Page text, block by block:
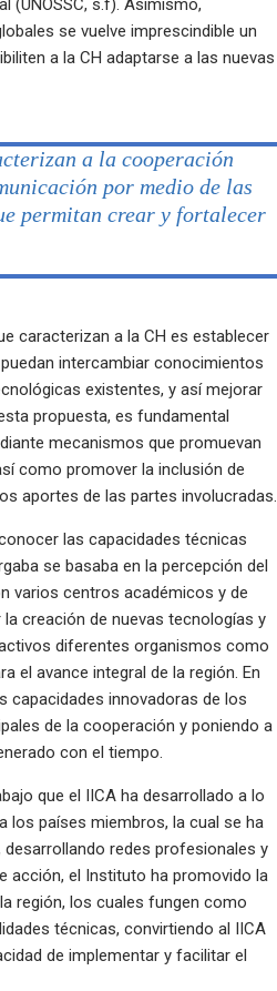
(UNOSSC, s.f). Asimismo,
se vuelve imprescindible un
a la CH adaptarse a las nuevas
a la cooperación
por medio de las
permitan crear y fortalecer
caracterizan a la CH es establecer
intercambiar conocimientos
existentes, y así mejorar
propuesta, es fundamental
mecanismos que promuevan
como promover la inclusión de
aportes de las partes involucradas.
las capacidades técnicas
se basaba en la percepción del
varios centros académicos y de
creación de nuevas tecnologías y
diferentes organismos como
el avance integral de la región. En
capacidades innovadoras de los
de la cooperación y poniendo a
con el tiempo.
que el IICA ha desarrollado a lo
los países miembros, la cual se ha
redes profesionales y
acción, el Instituto ha promovido la
región, los cuales fungen como
técnicas, convirtiendo al IICA
de implementar y facilitar el